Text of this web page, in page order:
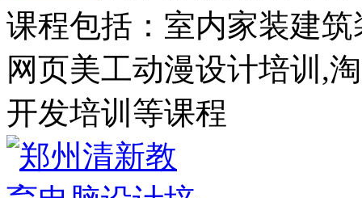
课程包括：室内家装建
网页美工动漫设计培训,
开发培训等课程